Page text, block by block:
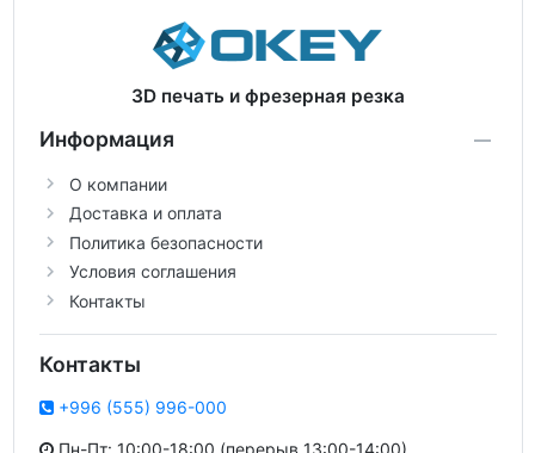
3D печать и фрезерная резка
Информация
О компании
Доставка и оплата
Политика безопасности
Условия соглашения
Контакты
Контакты
+996 (555) 996-000